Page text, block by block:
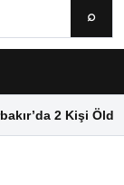
⌕
2 Kişi Öldü